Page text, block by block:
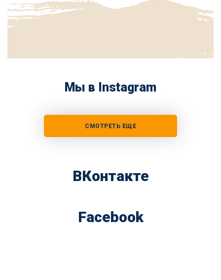
Мы в Instagram
СМОТРЕТЬ ЕЩЕ
ВКонтакте
Facebook